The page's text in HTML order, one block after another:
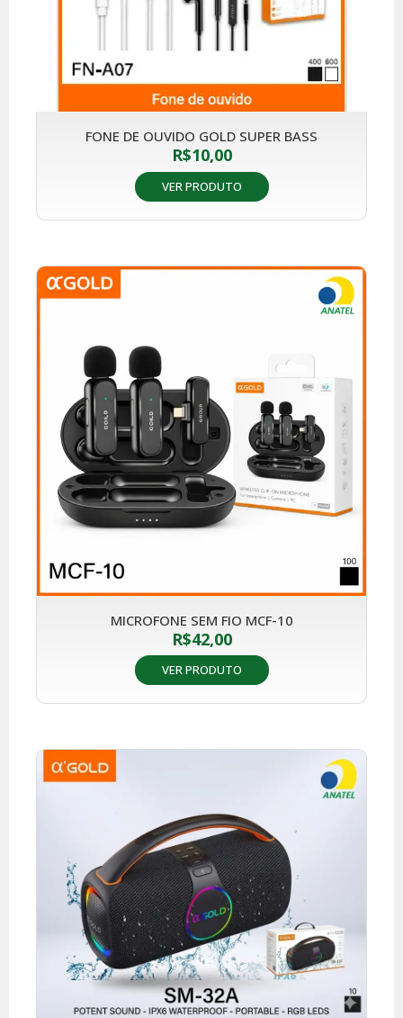
FONE DE OUVIDO GOLD SUPER BASS
R$10,00
VER PRODUTO
MICROFONE SEM FIO MCF-10
R$42,00
VER PRODUTO